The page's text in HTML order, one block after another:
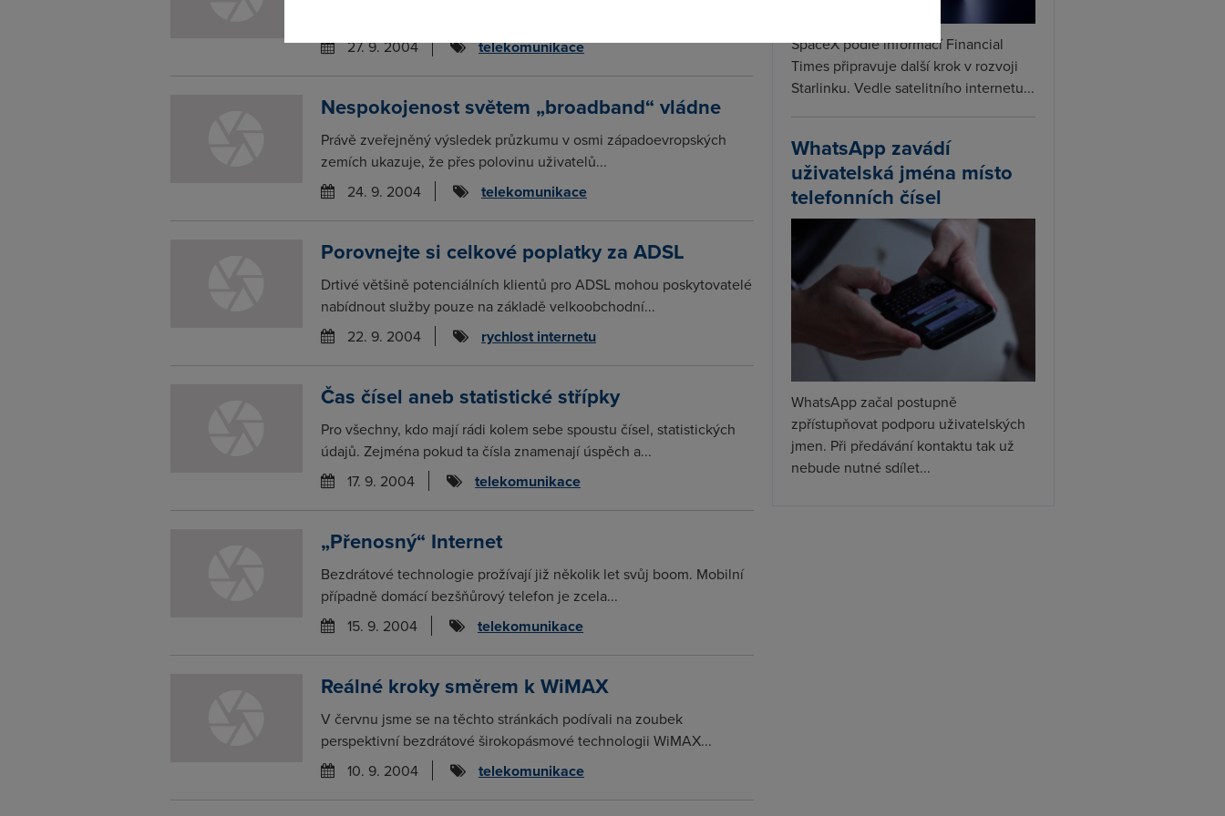
27. 9. 2004
telekomunikace
Nespokojenost světem „broadband“ vládne
Právě zveřejněný výsledek průzkumu v osmi západoevropských
zemích ukazuje, že přes polovinu uživatelů...
24. 9. 2004
telekomunikace
Porovnejte si celkové poplatky za ADSL
Drtivé většině potenciálních klientů pro ADSL mohou poskytovatelé
nabídnout služby pouze na základě velkoobchodní...
22. 9. 2004
rychlost internetu
Čas čísel aneb statistické střípky
Pro všechny, kdo mají rádi kolem sebe spoustu čísel, statistických
údajů. Zejména pokud ta čísla znamenají úspěch a...
17. 9. 2004
telekomunikace
„Přenosný“ Internet
Bezdrátové technologie prožívají již několik let svůj boom. Mobilní
případně domácí bezšňůrový telefon je zcela...
15. 9. 2004
telekomunikace
Reálné kroky směrem k WiMAX
V červnu jsme se na těchto stránkách podívali na zoubek
perspektivní bezdrátové širokopásmové technologii WiMAX...
10. 9. 2004
telekomunikace
SpaceX podle informací Financial
Times připravuje další krok v rozvoji
Starlinku. Vedle satelitního internetu...
WhatsApp zavádí
uživatelská jména místo
telefonních čísel
WhatsApp začal postupně
zpřístupňovat podporu uživatelských
jmen. Při předávání kontaktu tak už
nebude nutné sdílet...